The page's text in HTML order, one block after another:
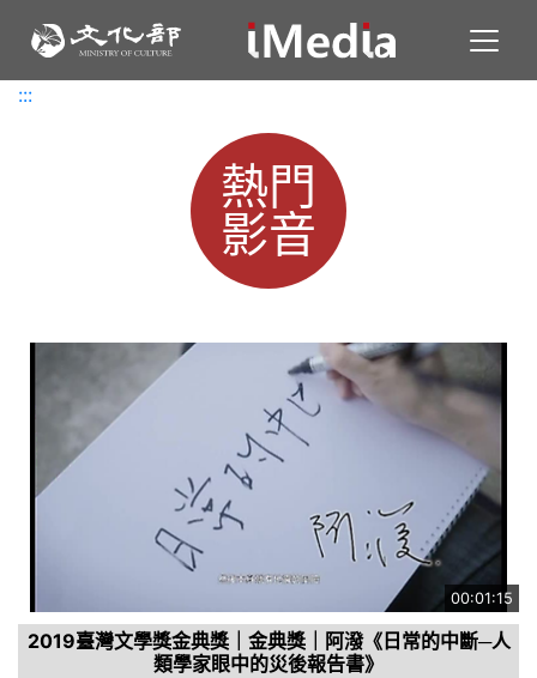
:::
:::
熱門
影音
00:01:15
2019臺灣文學獎金典獎｜金典獎｜阿潑《日常的中斷─人
類學家眼中的災後報告書》